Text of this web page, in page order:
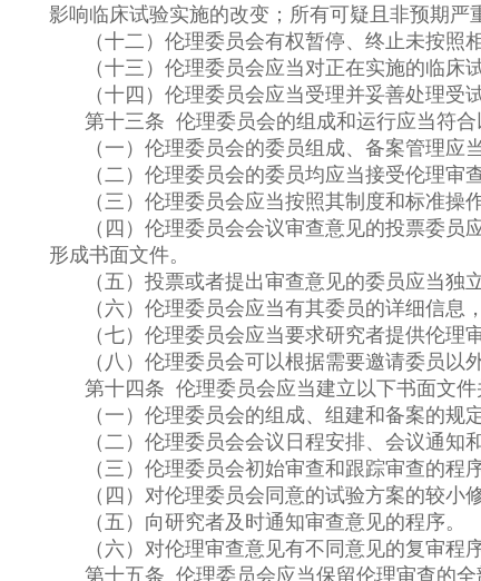
影响临床试验实施的改变；所有可疑且非预期严
（十二）伦理委员会有权暂停、终止未按照
（十三）伦理委员会应当对正在实施的临
（十四）伦理委员会应当受理并妥善处理受
第十三条 伦理委员会的组成和运行应当符合
（一）伦理委员会的委员组成、备案管理应
（二）伦理委员会的委员均应当接受伦理审
（三）伦理委员会应当按照其制度和标准操
（四）伦理委员会会议审查意见的投票委
形成书面文件。
（五）投票或者提出审查意见的委员应当独
（六）伦理委员会应当有其委员的详细信息
（七）伦理委员会应当要求研究者提供伦理
（八）伦理委员会可以根据需要邀请委员以
第十四条 伦理委员会应当建立以下书面文件
（一）伦理委员会的组成、组建和备案的规定
（二）伦理委员会会议日程安排、会议通知
（三）伦理委员会初始审查和跟踪审查的程序
（四）对伦理委员会同意的试验方案的较小
（五）向研究者及时通知审查意见的程序。
（六）对伦理审查意见有不同意见的复审程序
第十五条 伦理委员会应当保留伦理审查的